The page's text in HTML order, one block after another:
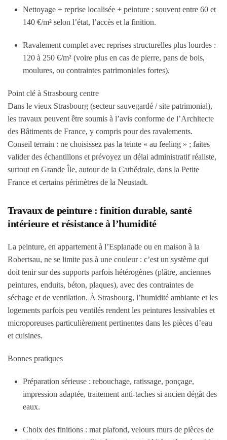
Nettoyage + reprise localisée + peinture : souvent entre 60 et
140 €/m² selon l’état, l’accès et la finition.
Ravalement complet avec reprises structurelles plus lourdes :
120 à 250 €/m² (voire plus en cas de pierre, pans de bois,
moulures, ou contraintes patrimoniales fortes).
Point clé à Strasbourg centre
Dans le vieux Strasbourg (secteur sauvegardé / site patrimonial),
les travaux peuvent être soumis à l’avis conforme de l’Architecte
des Bâtiments de France, y compris pour des ravalements.
Conseil terrain : ne choisissez pas la teinte « au feeling » ; faites
valider des échantillons et prévoyez un délai administratif réaliste,
surtout en Grande Île, autour de la Cathédrale, dans la Petite
France et certains périmètres de la Neustadt.
Travaux de peinture : finition durable, santé
intérieure et résistance à l’humidité
La peinture, en appartement à l’Esplanade ou en maison à la
Robertsau, ne se limite pas à une couleur : c’est un système qui
doit tenir sur des supports parfois hétérogènes (plâtre, anciennes
peintures, enduits, béton, plaques), avec des contraintes de
séchage et de ventilation. À Strasbourg, l’humidité ambiante et les
logements parfois peu ventilés rendent les peintures lessivables et
microporeuses particulièrement pertinentes dans les pièces d’eau
et cuisines.
Bonnes pratiques
Préparation sérieuse : rebouchage, ratissage, ponçage,
impression adaptée, traitement anti-taches si ancien dégât des
eaux.
Choix des finitions : mat plafond, velours murs de pièces de